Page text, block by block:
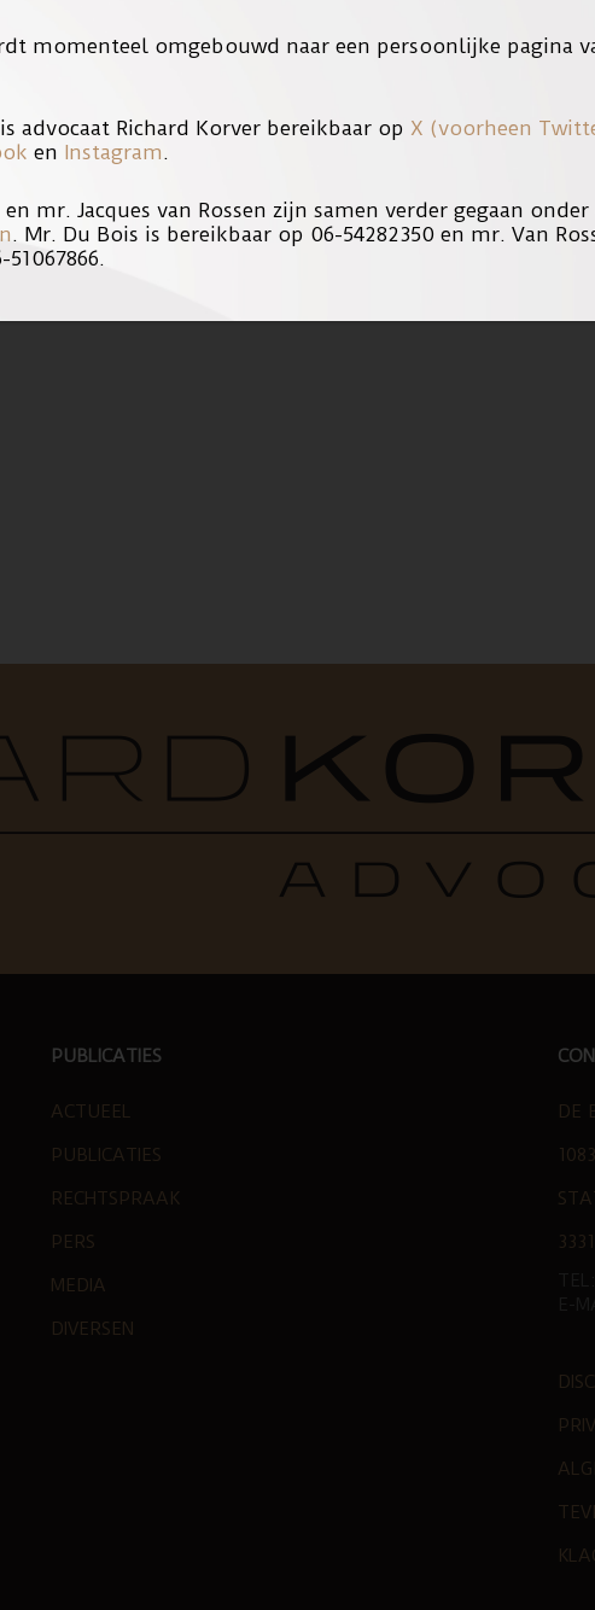
teruggedraaid.
fragment te zien waarin mr. Richard Korver spreekt.
PUBLICATIES
ACTUEEL
PUBLICATIES
RECHTSPRAAK
PERS
MEDIA
DIVERSEN
DE
momenteel omgebouwd naar een persoonlijke pagina
advocaat Richard Korver bereikbaar op X (voorheen
en Instagram .
mr. Jacques van Rossen zijn samen verder gegaan
. Mr. Du Bois is bereikbaar op 06-54282350 en mr. Van